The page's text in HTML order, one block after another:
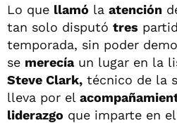
Lo que llamó la atención
tan solo disputó tres
temporada, sin poder
se merecíaun lugar en la
Steve Clark, técnico de la
lleva por el
liderazgo que imparte en el